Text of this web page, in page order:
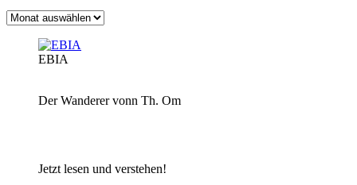
Archiv
EBIA
Der Wanderer vonn Th. Om
Jetzt lesen und verstehen!